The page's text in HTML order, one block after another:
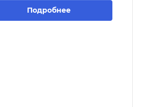
Подробнее